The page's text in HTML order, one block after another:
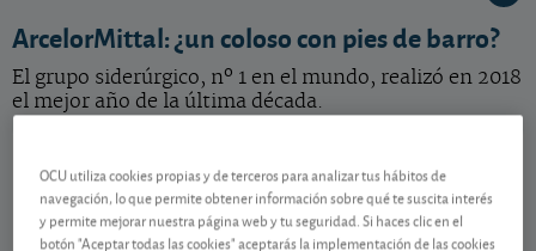
ArcelorMittal: ¿un coloso con pies de barro?
El grupo siderúrgico, nº 1 en el mundo, realizó en 2018
el mejor año de la última década.
LU1598757687
07/08/2026 Ámsterdam
-0,44 EUR (-0,69 %)
OCU utiliza cookies propias y de terceros para analizar tus hábitos de
navegación, lo que permite obtener información sobre qué te suscita interés
y permite mejorar nuestra página web y tu seguridad. Si haces clic en el
botón "Aceptar todas las cookies" aceptarás la implementación de las cookies